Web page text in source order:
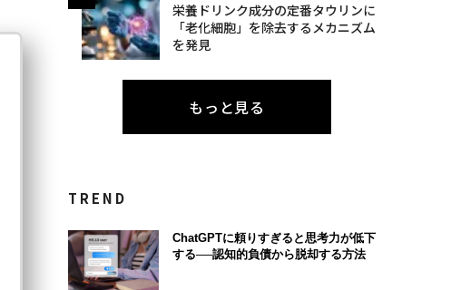
栄養ドリンク成分の定番タウリンに
「老化細胞」を除去するメカニズム
を発見
もっと見る
TREND
ChatGPTに頼りすぎると思考力が低下
する──認知的負債から脱却する方法